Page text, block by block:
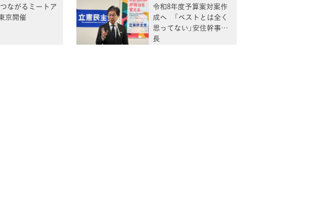
ながるミートア
京開催
令和8年度予算案対案作
成へ 「ベストとは全く
思ってない」安住幹事
長